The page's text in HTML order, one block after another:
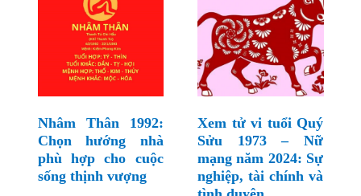
Nhâm Thân 1992:
Chọn hướng nhà
phù hợp cho cuộc
sống thịnh vượng
Xem tử vi tuổi Quý
Sửu 1973 – Nữ
mạng năm 2024: Sự
nghiệp, tài chính và